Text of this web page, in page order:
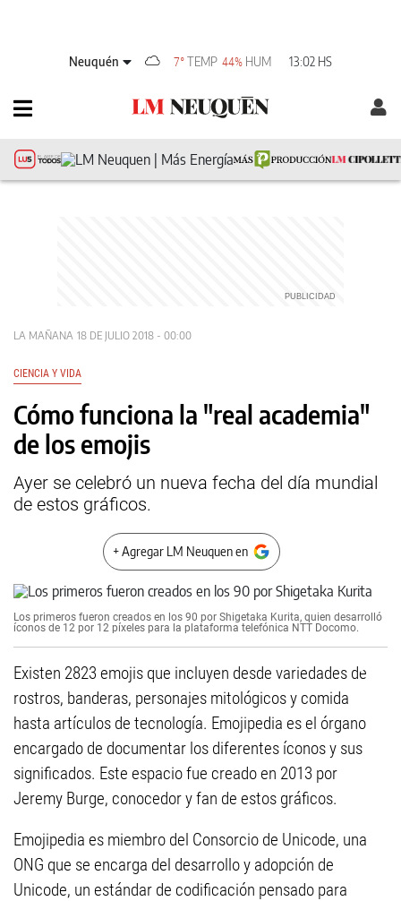
Neuquén 7° TEMP 44% HUM 13:02 HS
LA MAÑANA 18 DE JULIO 2018 - 00:00
CIENCIA Y VIDA
Cómo funciona la "real academia"
de los emojis
Ayer se celebró un nueva fecha del día mundial
de estos gráficos.
+ Agregar LM Neuquen en
Los primeros fueron creados en los 90 por Shigetaka Kurita, quien desarrolló
íconos de 12 por 12 píxeles para la plataforma telefónica NTT Docomo.
Existen 2823 emojis que incluyen desde variedades de
rostros, banderas, personajes mitológicos y comida
hasta artículos de tecnología. Emojipedia es el órgano
encargado de documentar los diferentes íconos y sus
significados. Este espacio fue creado en 2013 por
Jeremy Burge, conocedor y fan de estos gráficos.
Emojipedia es miembro del Consorcio de Unicode, una
ONG que se encarga del desarrollo y adopción de
Unicode, un estándar de codificación pensado para